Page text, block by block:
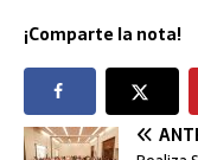
¡Comparte la nota!